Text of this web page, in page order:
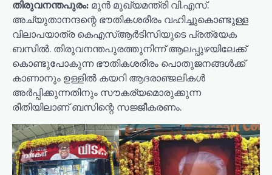
തിരുവനന്തപുരം: മുൻ മുഖ്യമന്ത്രി വി.എസ്.
അച്യുതാനന്ദന്റെ ഭൗതികശരീരം വഹിച്ചുകൊണ്ടുള്ള
വിലാപയാത്ര കെഎസ്ആർടിസിയുടെ പ്രത്യേക
ബസിൽ. തിരുവനന്തപുരത്തുനിന്ന് ആലപ്പുഴയിലേക്ക്
കൊണ്ടുപോകുന്ന ഭൗതികശരീരം പൊതുജനങ്ങൾക്ക്
കാണാനും ഉള്ളിൽ കയറി ആദരാഞ്ജലികൾ
അർപ്പിക്കുന്നതിനും സൗകര്യമൊരുക്കുന്ന
രീതിയിലാണ് ബസിന്റെ സജ്ജീകരണം.